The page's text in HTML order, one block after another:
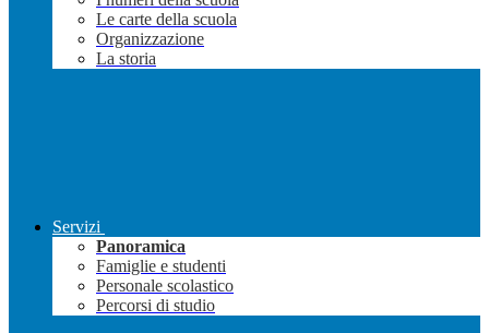
Le carte della scuola
Organizzazione
La storia
Servizi
Panoramica
Famiglie e studenti
Personale scolastico
Percorsi di studio